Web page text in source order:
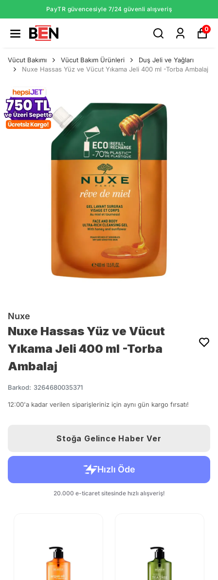
PayTR güvencesiyle 7/24 güvenli alışveriş
0
Vücut Bakımı Vücut Bakım Ürünleri
Duş Jeli ve Yağları
Nuxe Hassas Yüz ve Vücut Yıkama Jeli 400 ml -Torba Ambalaj
Nuxe
Nuxe Hassas Yüz ve Vücut
Yıkama Jeli 400 ml -Torba
Ambalaj
Barkod: 3264680035371
12:00'a kadar verilen siparişleriniz için aynı gün kargo fırsatı!
Stoğa Gelince Haber Ver